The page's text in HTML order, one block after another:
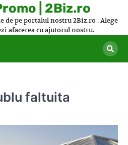
| 2Biz.ro
pe portalul nostru 2Biz.ro . Alege
afacerea cu ajutorul nostru.
faltuita